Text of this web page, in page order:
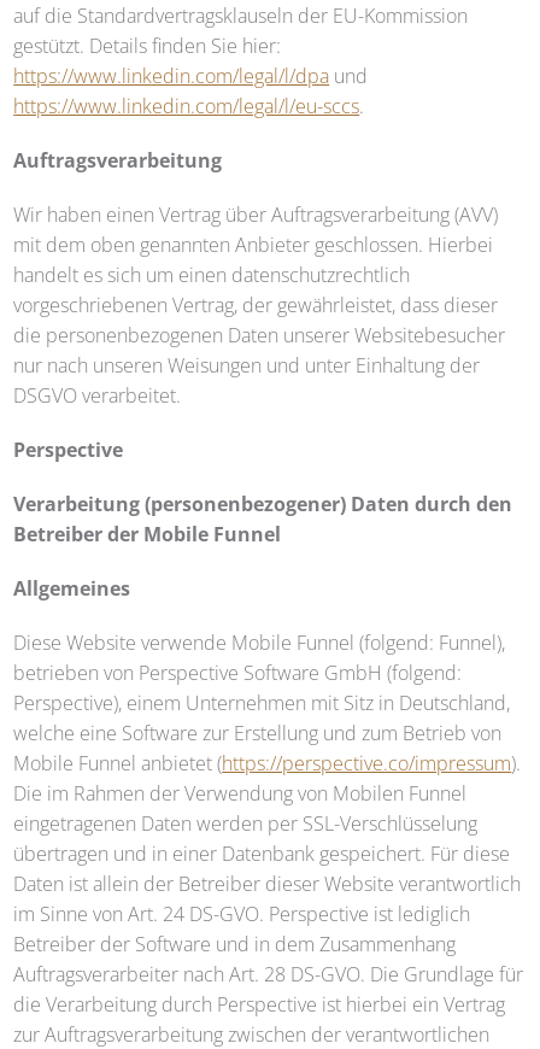
auf die Standardvertragsklauseln der EU-Kommission
gestützt. Details finden Sie hier:
https://www.linkedin.com/legal/l/dpa und
https://www.linkedin.com/legal/l/eu-sccs.
Auftragsverarbeitung
Wir haben einen Vertrag über Auftragsverarbeitung (AVV)
mit dem oben genannten Anbieter geschlossen. Hierbei
handelt es sich um einen datenschutzrechtlich
vorgeschriebenen Vertrag, der gewährleistet, dass dieser
die personenbezogenen Daten unserer Websitebesucher
nur nach unseren Weisungen und unter Einhaltung der
DSGVO verarbeitet.
Perspective
Verarbeitung (personenbezogener) Daten durch den
Betreiber der Mobile Funnel
Allgemeines
Diese Website verwende Mobile Funnel (folgend: Funnel),
betrieben von Perspective Software GmbH (folgend:
Perspective), einem Unternehmen mit Sitz in Deutschland,
welche eine Software zur Erstellung und zum Betrieb von
Mobile Funnel anbietet (https://perspective.co/impressum).
Die im Rahmen der Verwendung von Mobilen Funnel
eingetragenen Daten werden per SSL-Verschlüsselung
übertragen und in einer Datenbank gespeichert. Für diese
Daten ist allein der Betreiber dieser Website verantwortlich
im Sinne von Art. 24 DS-GVO. Perspective ist lediglich
Betreiber der Software und in dem Zusammenhang
Auftragsverarbeiter nach Art. 28 DS-GVO. Die Grundlage für
die Verarbeitung durch Perspective ist hierbei ein Vertrag
zur Auftragsverarbeitung zwischen der verantwortlichen